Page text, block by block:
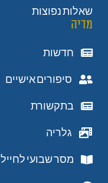
שאלות נפוצות
מדיה
חדשות
סיפורים אישיים
בתקשורת
גלריה
מסר שבועי לחייל